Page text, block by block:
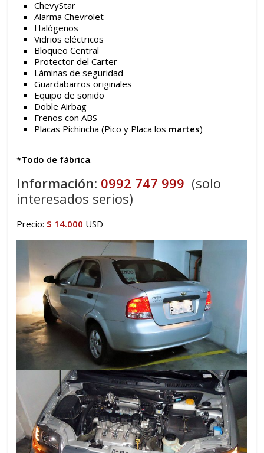
ChevyStar
Alarma Chevrolet
Halógenos
Vidrios eléctricos
Bloqueo Central
Protector del Carter
Láminas de seguridad
Guardabarros originales
Equipo de sonido
Doble Airbag
Frenos con ABS
Placas Pichincha (Pico y Placa los martes)
*Todo de fábrica.
Información: 0992 747 999 (solo
interesados serios)
Precio: $ 14.000 USD